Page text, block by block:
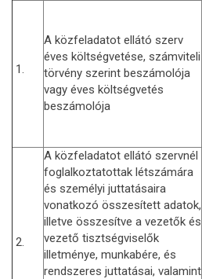
1.
A közfeladatot ellátó szerv
éves költségvetése, számviteli
törvény szerint beszámolója
vagy éves költségvetés
beszámolója
2.
A közfeladatot ellátó szervnél
foglalkoztatottak létszámára
és személyi juttatásaira
vonatkozó összesített adatok,
illetve összesítve a vezetők és
vezető tisztségviselők
illetménye, munkabére, és
rendszeres juttatásai, valamint